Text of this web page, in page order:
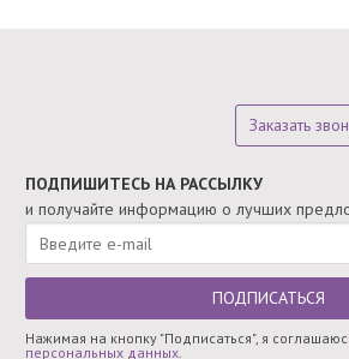
Заказать
ПОДПИШИТЕСЬ НА РАССЫЛКУ
и получайте информацию о лучших
ПОДПИСАТЬСЯ
Нажимая на кнопку "Подписаться", я
персональных данных.